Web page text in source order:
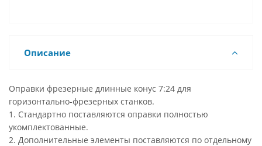
Описание
Оправки фрезерные длинные конус 7:24 для
горизонтально-фрезерных станков.
1. Стандартно поставляются оправки полностью
укомплектованные.
2. Дополнительные элементы поставляются по отдельному